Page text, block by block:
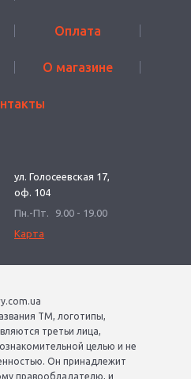
Оплата
О магазине
ул. Голосеевская 17,
оф. 104
Пн.-Пт.
9.00 - 19.00
Карта
ТМ, логотипы,
третьи лица,
целью и не
Он принадлежит
правообладателю, и